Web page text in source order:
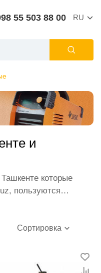
55 503 88 00 RU
и
которые
пользуются
клиентов. Мы
продажи этой
в интернет-
список которых
товар в
Сортировка